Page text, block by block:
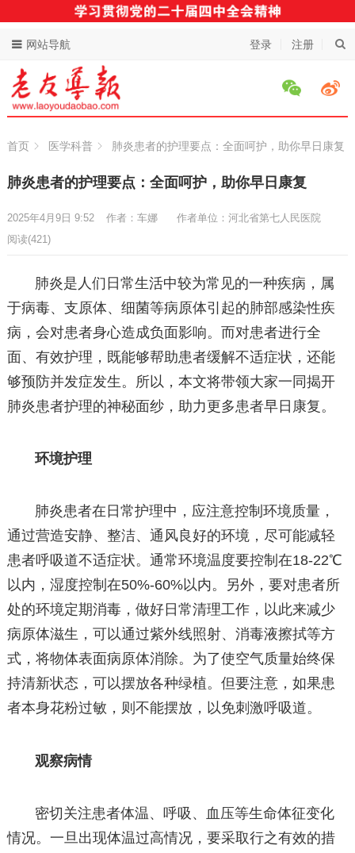
登录 注册
网站导航
首页 医学科普 肺炎患者的护理要点：全面呵护，助你早日康复
肺炎患者的护理要点：全面呵护，助你早日康复
作者：车娜 作者单位：河北省第七人民医院
2025年4月9日 9:52
阅读(421)
肺炎是人们日常生活中较为常见的一种疾病，属
于病毒、支原体、细菌等病原体引起的肺部感染性疾
病，会对患者身心造成负面影响。而对患者进行全
面、有效护理，既能够帮助患者缓解不适症状，还能
够预防并发症发生。所以，本文将带领大家一同揭开
肺炎患者护理的神秘面纱，助力更多患者早日康复。
环境护理
肺炎患者在日常护理中，应注意控制环境质量，
通过营造安静、整洁、通风良好的环境，尽可能减轻
患者呼吸道不适症状。通常环境温度要控制在18-22℃
以内，湿度控制在50%-60%以内。另外，要对患者所
处的环境定期消毒，做好日常清理工作，以此来减少
病原体滋生，可以通过紫外线照射、消毒液擦拭等方
式，将物体表面病原体消除。为了使空气质量始终保
持清新状态，可以摆放各种绿植。但要注意，如果患
者本身花粉过敏，则不能摆放，以免刺激呼吸道。
观察病情
密切关注患者体温、呼吸、血压等生命体征变化
情况。一旦出现体温过高情况，要采取行之有效的措